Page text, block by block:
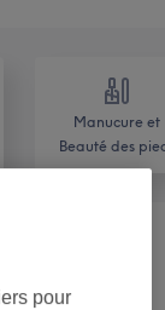
Manucure et
Beauté des
pour